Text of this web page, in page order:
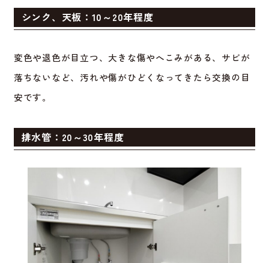
シンク、天板：10～20年程度
変色や退色が目立つ、大きな傷やへこみがある、サビが
落ちないなど、汚れや傷がひどくなってきたら交換の目
安です。
排水管：20～30年程度